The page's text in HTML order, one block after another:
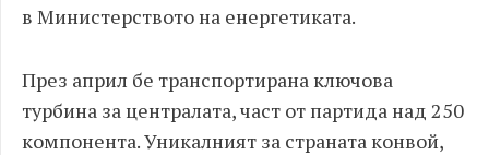
в Министерството на енергетиката.
През април бе транспортирана ключова
турбина за централата, част от партида над 250
компонента. Уникалният за страната конвой,